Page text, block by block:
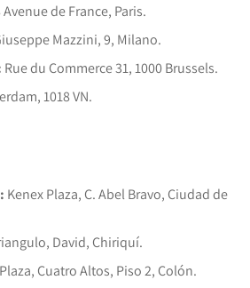
Avenue de France, Paris.
Mazzini, 9, Milano.
Rue du Commerce 31, 1000 Brussels.
1018 VN.
Kenex Plaza, C. Abel Bravo, Ciudad de
David, Chiriquí.
Cuatro Altos, Piso 2, Colón.